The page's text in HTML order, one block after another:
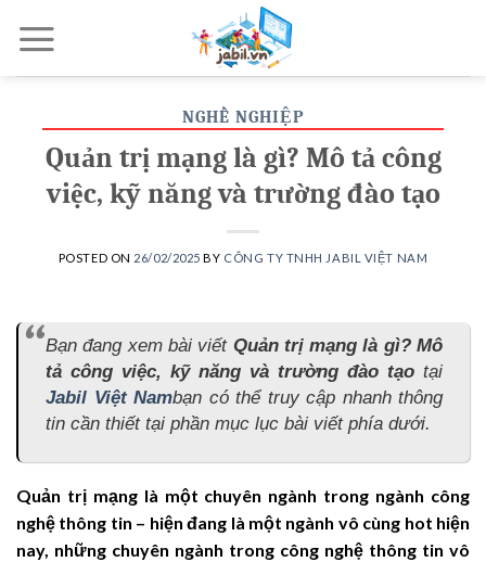
NGHỀ NGHIỆP
Quản trị mạng là gì? Mô tả công
việc, kỹ năng và trường đào tạo
POSTED ON 26/02/2025 BY CÔNG TY TNHH JABIL VIỆT NAM
Bạn đang xem bài viết Quản trị mạng là gì? Mô
tả công việc, kỹ năng và trường đào tạo tại
Jabil Việt Nambạn có thể truy cập nhanh thông
tin cần thiết tại phần mục lục bài viết phía dưới.
Quản trị mạng là một chuyên ngành trong ngành công
nghệ thông tin – hiện đang là một ngành vô cùng hot hiện
nay, những chuyên ngành trong công nghệ thông tin vô